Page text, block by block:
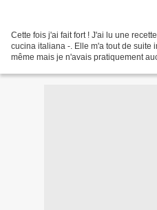
Cette fois j'ai fait fort ! J'ai lu une
cucina italiana -. Elle m'a tout de suite
même mais je n'avais pratiquement